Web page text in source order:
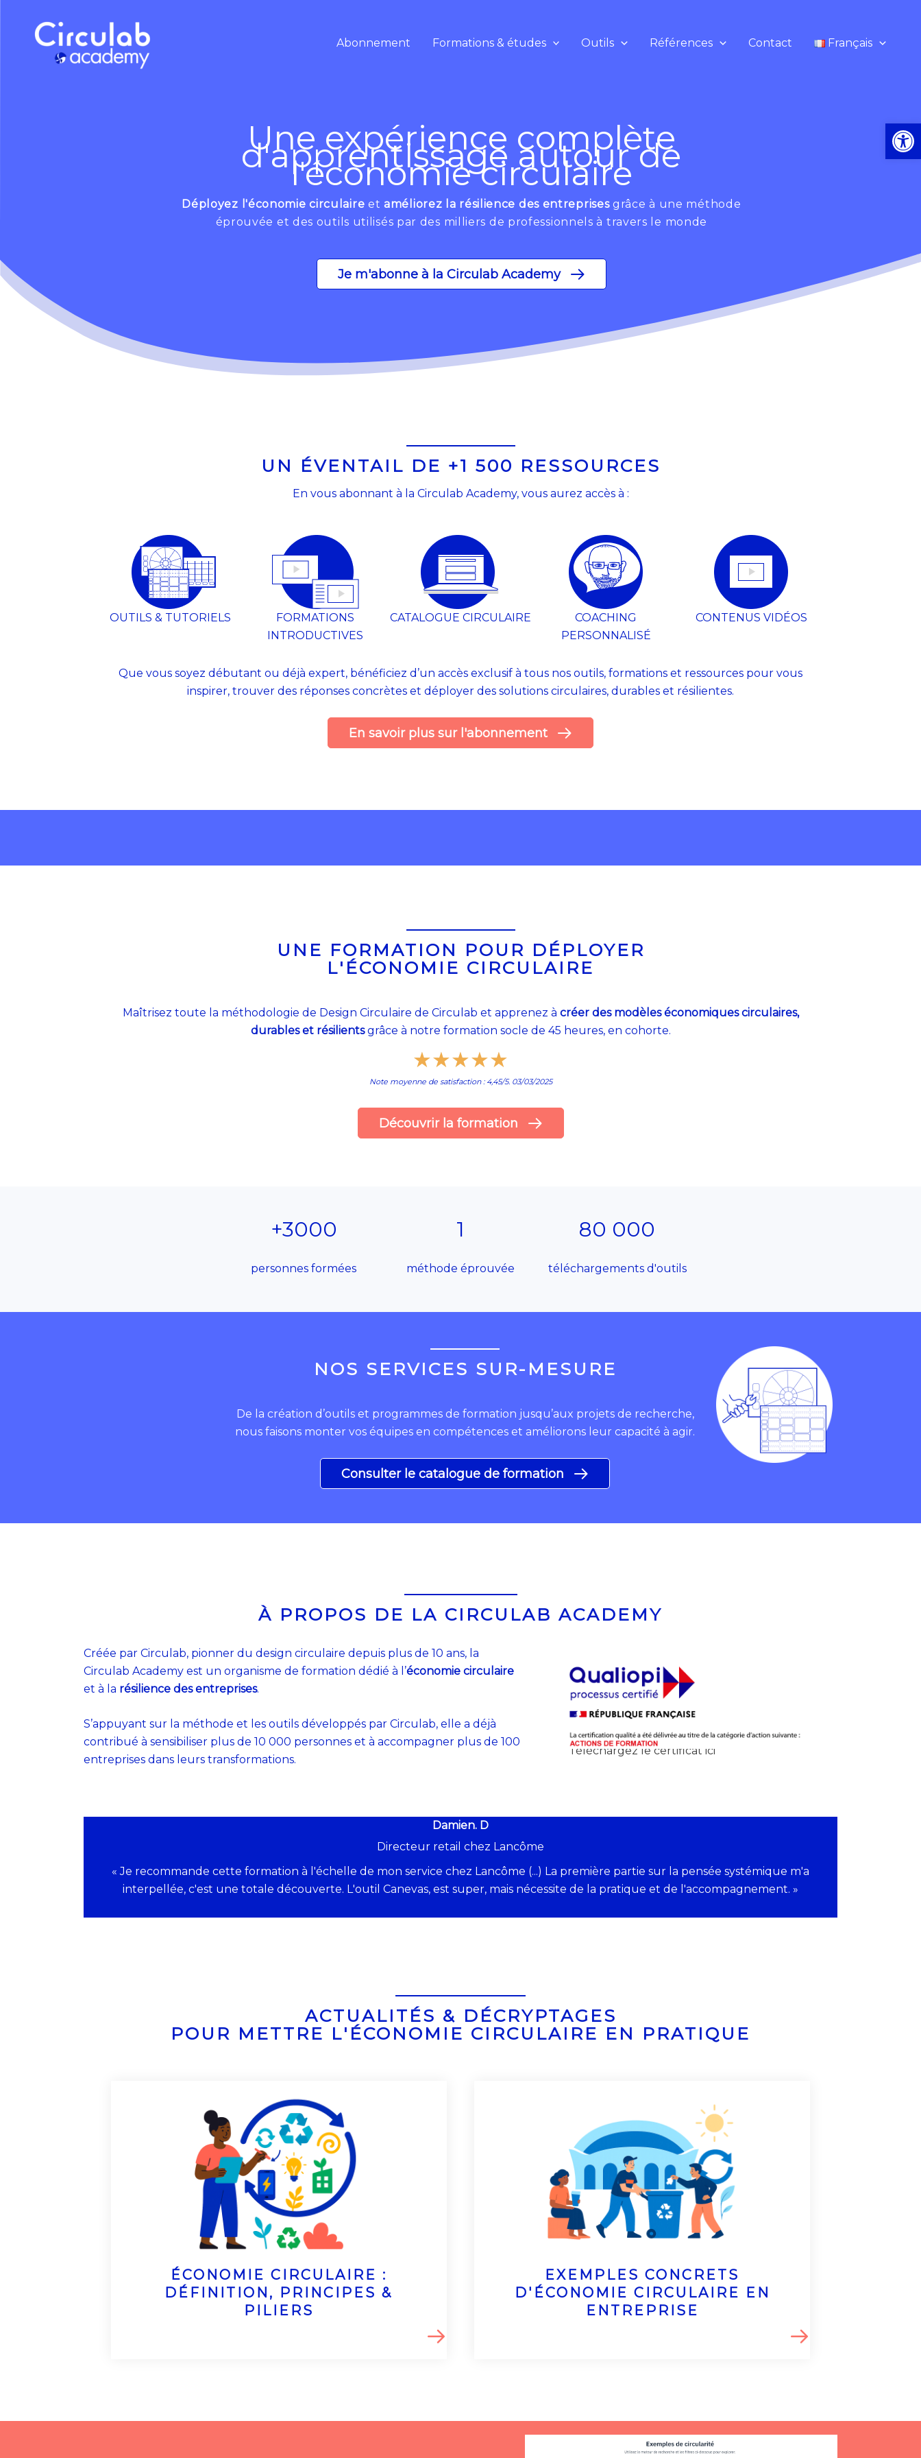
contenu
Abonnement Formations & études Outils Références Contact Français
Une expérience complète
d'apprentissage autour de
l'économie circulaire
Déployez l'économie circulaire et améliorez la résilience des entreprisesgrâce à une méthode
éprouvée et des outils utilisés par des milliers de professionnels à travers le monde
Je m'abonne à la Circulab Academy
UN ÉVENTAIL DE +1 500 RESSOURCES
En vous abonnant à la Circulab Academy, vous aurez accès à :
OUTILS & TUTORIELS
FORMATIONS
INTRODUCTIVES
CATALOGUE CIRCULAIRE
COACHING
PERSONNALISÉ
CONTENUS VIDÉOS
Que vous soyez débutant ou déjà expert, bénéficiez d’un accès exclusif à tous nos outils, formations et ressources pour vous
inspirer, trouver des réponses concrètes et déployer des solutions circulaires, durables et résilientes.
En savoir plus sur l'abonnement
UNE FORMATION POUR DÉPLOYER
L'ÉCONOMIE CIRCULAIRE
Maîtrisez toute la méthodologie de Design Circulaire de Circulab et apprenez à créer des modèles économiques circulaires,
durables et résilientsgrâce à notre formation socle de 45 heures, en cohorte.
★★★★★
Note moyenne de satisfaction : 4,45/5. 03/03/2025
Découvrir la formation
+3000
personnes formées
1
méthode éprouvée
80 000
téléchargements d'outils
NOS SERVICES SUR-MESURE
De la création d’outils et programmes de formation jusqu’aux projets de recherche,
nous faisons monter vos équipes en compétences et améliorons leur capacité à agir.
Consulter le catalogue de formation
À PROPOS DE LA CIRCULAB ACADEMY
Créée par Circulab, pionner du design circulaire depuis plus de 10 ans, la
Circulab Academy est un organisme de formation dédié à l’économie circulaire
et à la résilience des entreprises.
S’appuyant sur la méthode et les outils développés par Circulab, elle a déjà
contribué à sensibiliser plus de 10 000 personnes et à accompagner plus de 100
entreprises dans leurs transformations.
Téléchargez le certificatici
Damien. D
Directeur retail chez Lancôme
« Je recommande cette formation à l'échelle de mon service chez Lancôme (...) La première partie sur la pensée systémique m'a
interpellée, c'est une totale découverte. L'outil Canevas, est super, mais nécessite de la pratique et de l'accompagnement. »
ACTUALITÉS & DÉCRYPTAGES
POUR METTRE L'ÉCONOMIE CIRCULAIRE EN PRATIQUE
ÉCONOMIE CIRCULAIRE :
DÉFINITION, PRINCIPES &
PILIERS
EXEMPLES CONCRETS
D'ÉCONOMIE CIRCULAIRE EN
ENTREPRISE